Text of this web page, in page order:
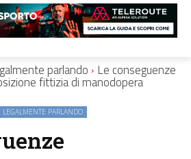
parlando Le conseguenze
fittizia di manodopera
LEGALMENTE PARLANDO